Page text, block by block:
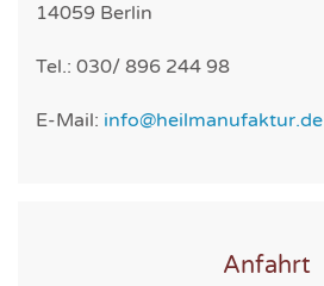
14059 Berlin
Tel.: 030/ 896 244 98
E-Mail: info@heilmanufaktur.de
Anfahrt